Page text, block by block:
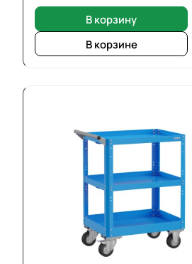
В корзину
В корзине